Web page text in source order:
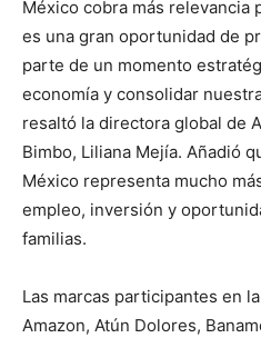
México cobra más relevancia
es una gran oportunidad de
parte de un momento
economía y consolidar
resaltó la directora global de
Bimbo, Liliana Mejía. Añadió
México representa mucho
empleo, inversión y
familias.
Las marcas participantes en
Amazon, Atún Dolores,